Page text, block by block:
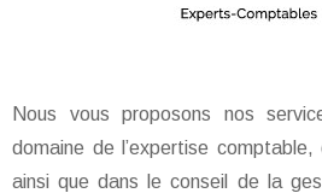
Nous vous proposons nos
domaine de l’expertise
ainsi que dans le conseil de la